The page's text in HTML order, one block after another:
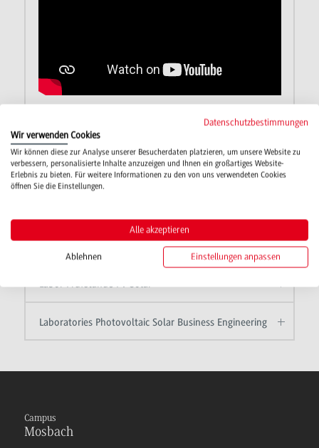
Robotino
Labor Hololens CAD 3D Drucker
Labor Prüfstände PV Solar
Laboratories Photovoltaic Solar Business Engineering
Campus
Mosbach
Datenschutzbestimmungen
Wir verwenden Cookies
Wir können diese zur Analyse unserer Besucherdaten platzieren, um unsere Website zu
verbessern, personalisierte Inhalte anzuzeigen und Ihnen ein großartiges Website-
Erlebnis zu bieten. Für weitere Informationen zu den von uns verwendeten Cookies
öffnen Sie die Einstellungen.
Alle akzeptieren
Ablehnen Einstellungen anpassen